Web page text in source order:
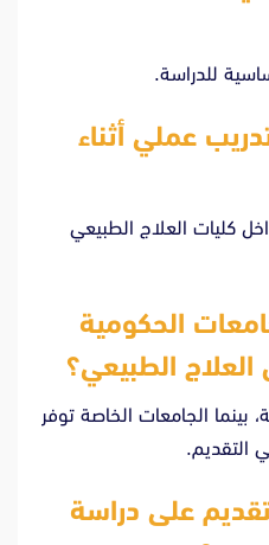
للدراسة.
عملي أثناء
كليات العلاج الطبيعي
الحكومية
الطبيعي؟
بينما الجامعات الخاصة توفر
التقديم.
على دراسة